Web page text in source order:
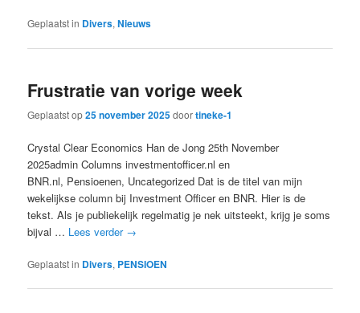
Geplaatst in Divers,Nieuws
Frustratie van vorige week
Geplaatst op25 november 2025doortineke-1
Crystal Clear Economics Han de Jong 25th November
2025admin Columns investmentofficer.nl en
BNR.nl, Pensioenen, Uncategorized Dat is de titel van mijn
wekelijkse column bij Investment Officer en BNR. Hier is de
tekst. Als je publiekelijk regelmatig je nek uitsteekt, krijg je soms
bijval … Lees verder →
Geplaatst in Divers, PENSIOEN